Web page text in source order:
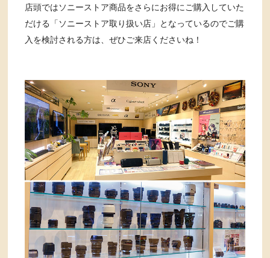
店頭ではソニーストア商品をさらにお得にご購入していた
だける「ソニーストア取り扱い店」となっているのでご購
入を検討される方は、ぜひご来店くださいね！